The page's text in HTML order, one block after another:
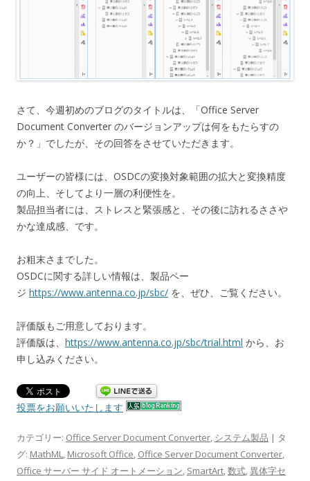
さて、今週初めのブログのタイトルは、「Office Server
Document Converter のバージョンアップは何をもたらすの
か？」でしたが、その回答をさせていただきます。
ユーザーの皆様には、OSDCの変換対象範囲の拡大と変換精度
の向上、そしてより一層の利便性を。
製品担当者には、ストレスと緊張感と、その後に訪れるささや
かな達成感、です。
お粗末さまでした。
OSDCに関する詳しい情報は、製品ペー
ジ https://www.antenna.co.jp/sbc/ を、ぜひ、ご覧ください。
評価版もご用意しております。
評価版は、 https://www.antenna.co.jp/sbc/trial.html から、お
申し込みください。
投票をお願いいたします
カテゴリー: Office Server Document Converter, システム製品 | タ
グ: MathML, Microsoft Office, Office Server Document Converter,
Office サーバー サイド オートメーション, SmartArt,数式,異体字セ